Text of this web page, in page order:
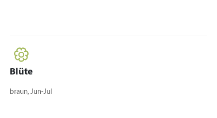
Blüte
braun, Jun-Jul